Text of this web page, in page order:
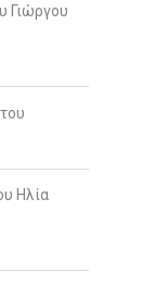
Γιώργου
Ηλία